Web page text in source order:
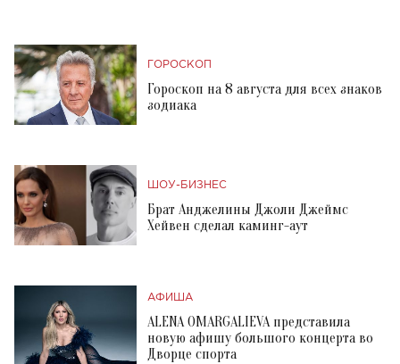
ГОРОСКОП
Гороскоп на 8 августа для всех знаков
зодиака
ШОУ-БИЗНЕС
Брат Анджелины Джоли Джеймс
Хейвен сделал каминг-аут
АФИША
ALENA OMARGALIEVA представила
новую афишу большого концерта во
Дворце спорта